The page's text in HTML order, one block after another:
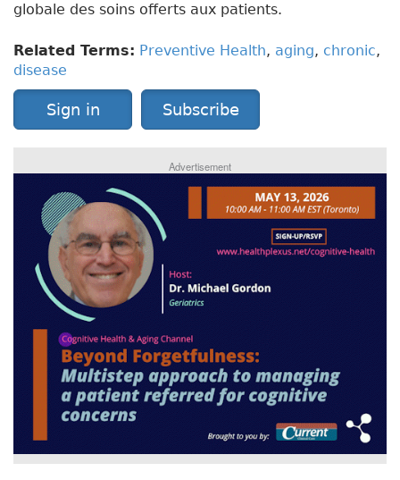
globale des soins offerts aux patients.
Related Terms: Preventive Health, aging, chronic,
disease
Sign in Subscribe
Advertisement